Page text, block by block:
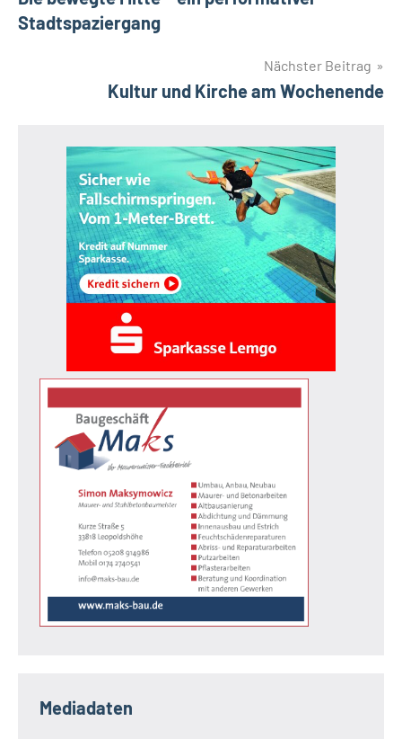
Stadtspaziergang
Nächster Beitrag
Kultur und Kirche am Wochenende
Mediadaten